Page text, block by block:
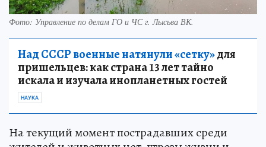
Фото: Управление по делам ГО и ЧС г. Лысьва ВК.
Над СССР военные натянули «сетку»для
пришельцев: как страна 13 лет тайно
искала и изучала инопланетных гостей
НАУКА
На текущий момент пострадавших среди